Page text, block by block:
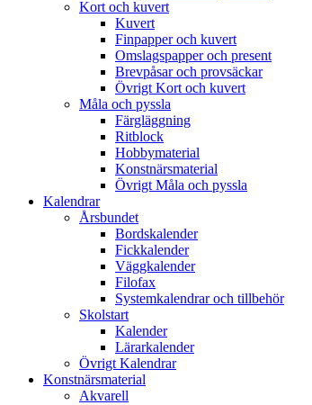
Kort och kuvert
Kuvert
Finpapper och kuvert
Omslagspapper och present
Brevpåsar och provsäckar
Övrigt Kort och kuvert
Måla och pyssla
Färgläggning
Ritblock
Hobbymaterial
Konstnärsmaterial
Övrigt Måla och pyssla
Kalendrar
Årsbundet
Bordskalender
Fickkalender
Väggkalender
Filofax
Systemkalendrar och tillbehör
Skolstart
Kalender
Lärarkalender
Övrigt Kalendrar
Konstnärsmaterial
Akvarell